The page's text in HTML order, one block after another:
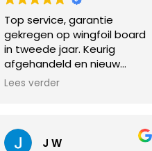
Top service, garantie
gekregen op wingfoil board
in tweede jaar. Keurig
afgehandeld en nieuw
board thuis gestuurd
Lees verder
J W